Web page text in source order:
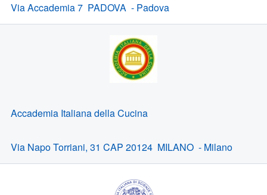
Via Accademia 7 PADOVA - Padova
Accademia Italiana della Cucina
Via Napo Torriani, 31 CAP 20124 MILANO - Milano